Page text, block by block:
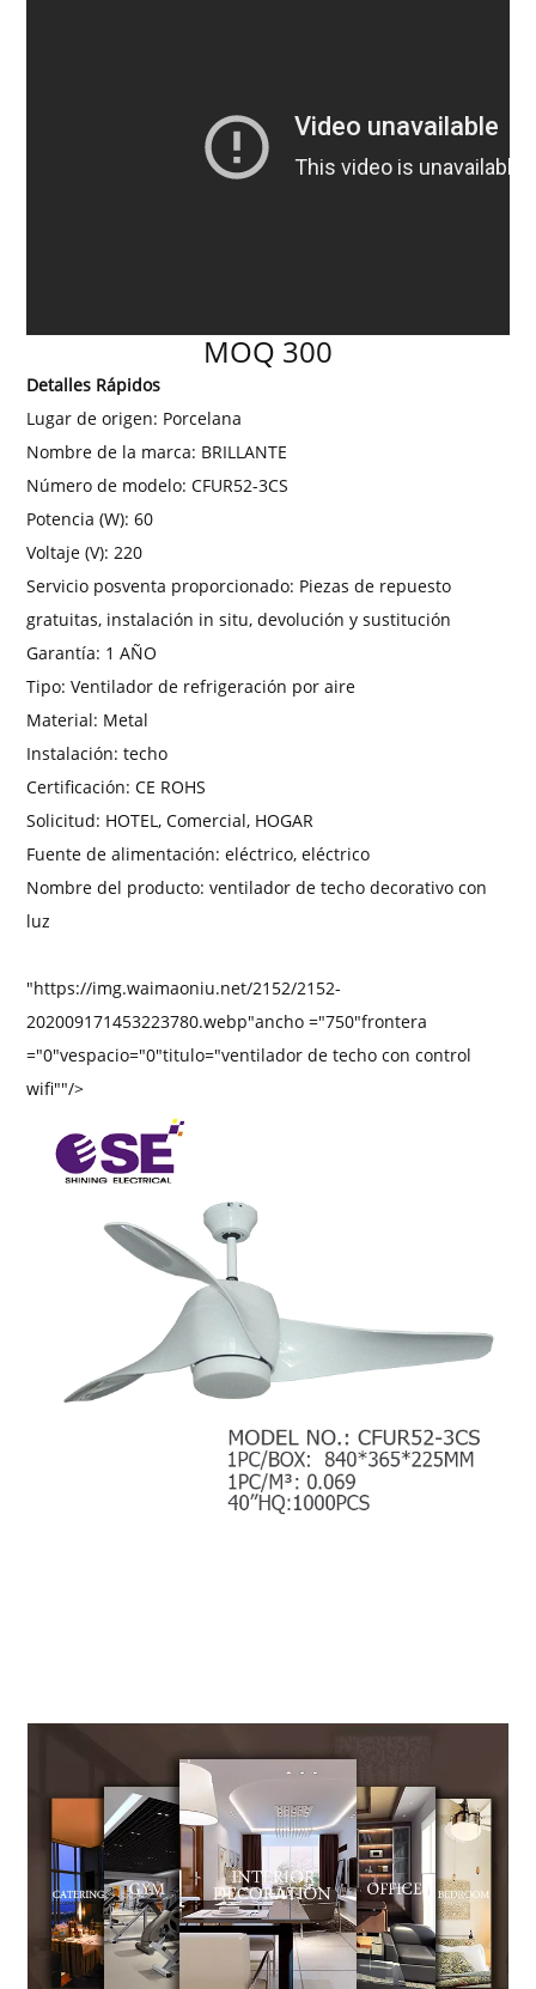
MOQ 300
Detalles Rápidos
Lugar de origen: Porcelana
Nombre de la marca: BRILLANTE
Número de modelo:CFUR52-3CS
Potencia (W):60
Voltaje (V): 220
Servicio posventa proporcionado: Piezas de repuesto
gratuitas, instalación in situ, devolución y sustitución
Garantía: 1 AÑO
Tipo:Ventilador de refrigeración por aire
Material: Metal
Instalación:techo
Certificación:CE ROHS
Solicitud: HOTEL, Comercial, HOGAR
Fuente de alimentación:eléctrico, eléctrico
Nombre del producto:ventilador de techo decorativo con
luz
"https://img.waimaoniu.net/2152/2152-
202009171453223780.webp"ancho ="750"frontera
="0"vespacio="0"titulo="ventilador de techo con control
wifi""/>